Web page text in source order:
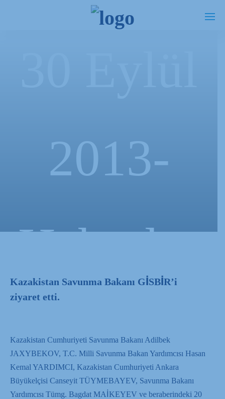
2013-
Haberler
Kazakistan Savunma Bakanı GİSBİR’i
ziyaret etti.
Kazakistan Cumhuriyeti Savunma Bakanı Adilbek
JAXYBEKOV, T.C. Milli Savunma Bakan Yardımcısı Hasan
Kemal YARDIMCI, Kazakistan Cumhuriyeti Ankara
Büyükelçisi Canseyit TÜYMEBAYEV, Savunma Bakanı
Yardımcısı Tümg. Bagdat MAİKEYEV ve beraberindeki 20